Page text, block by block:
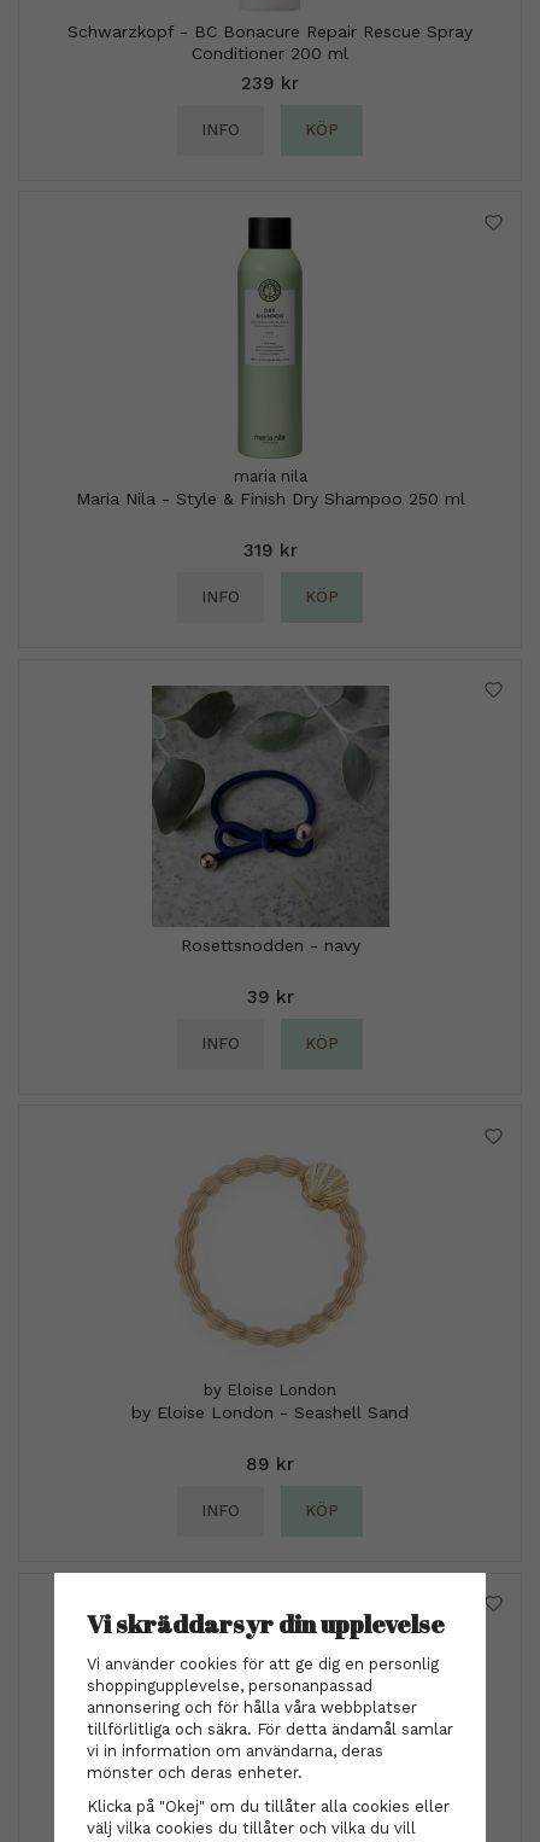
Schwarzkopf - BC Bonacure Repair Rescue Spray
Conditioner 200 ml
239 kr
INFO KÖP
maria nila
Maria Nila - Style & Finish Dry Shampoo 250 ml
319 kr
INFO KÖP
Rosettsnodden - navy
39 kr
INFO KÖP
by Eloise London
by Eloise London - Seashell Sand
89 kr
INFO KÖP
Vi skräddarsyr din upplevelse
Vi använder cookies för att ge dig en personlig
shoppingupplevelse, personanpassad
annonsering och för hålla våra webbplatser
tillförlitliga och säkra. För detta ändamål samlar
vi in information om användarna, deras
mönster och deras enheter.
Klicka på "Okej" om du tillåter alla cookies eller
välj vilka cookies du tillåter och vilka du vill